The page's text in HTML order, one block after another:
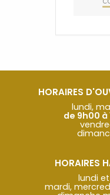
HORAIRES
lundi,
de 9h00 à
HORAIRES
lundi
mardi,